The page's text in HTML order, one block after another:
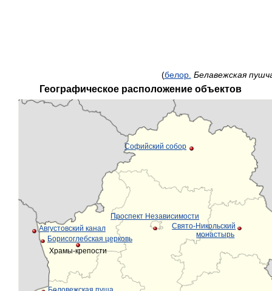
(белор. Белавежская
Географическое расположение объектов
Августовский канал
Софийский собор
Борисоглебская церковь
Свято-Никольский
монастырь
Храмы-крепости
Проспект Независимости